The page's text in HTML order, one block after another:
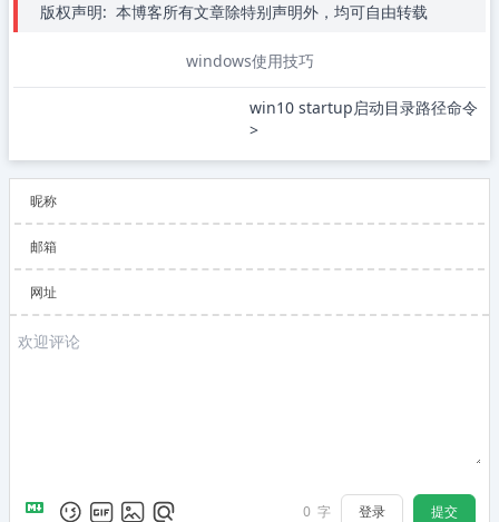
版权声明: 本博客所有文章除特别声明外，均可自由转载
windows使用技巧
win10 startup启动目录路径命令
>
昵称
邮箱
网址
0 字 登录 提交